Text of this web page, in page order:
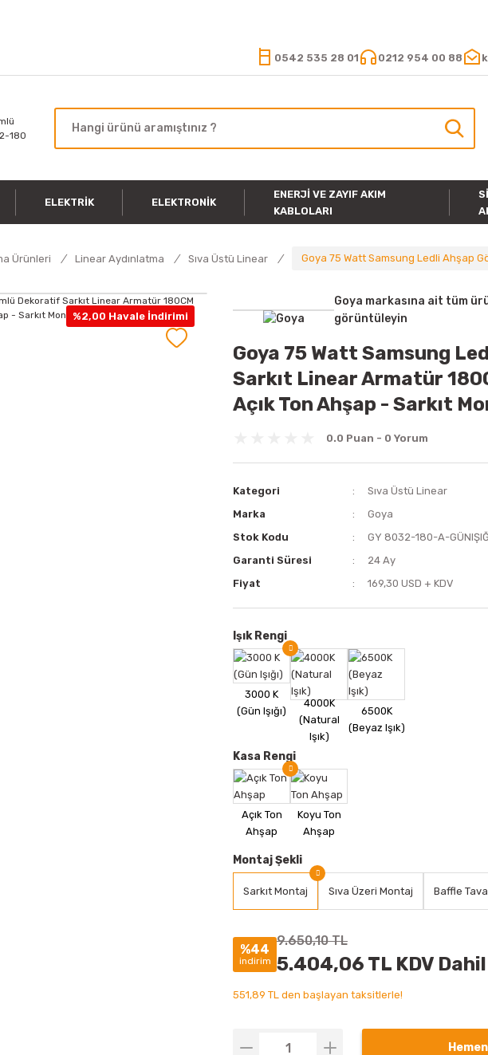
0542 535 28 01 0212 954 00 88
ELEKTRIK ELEKTRONIK
ENERJI VE ZAYIF AKIM
KABLOLARI
Ürünleri Linear Aydınlatma Sıva Üstü Linear Goya 75 Watt Samsung Ledli Ahşap
%2,00 Havale İndirimi
Goya markasına ait tüm
görüntüleyin
Goya 75 Watt Samsung
Sarkıt Linear Armatür
Açık Ton Ahşap - Sarkıt
0.0 Puan - 0 Yorum
Kategori
Sıva Üstü Linear
Marka
Goya
Stok Kodu
GY 8032-180-A-
Garanti Süresi
24 Ay
Fiyat
169,30 USD + KDV
Işık Rengi
Kasa Rengi
Montaj Şekli
Sarkıt Montaj Sıva Üzeri Montaj Baffle
%44
indirim
9.650,10 TL
5.404,06 TL KDV Dahil
551,89 TL den başlayan taksitlerle!
Hemen